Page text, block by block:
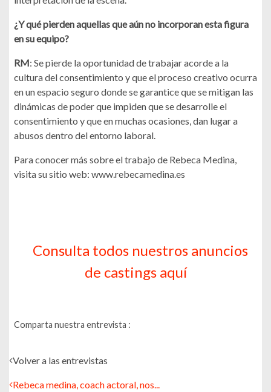
¿Y qué pierden aquellas que aún no incorporan esta figura
en su equipo?
RM: Se pierde la oportunidad de trabajar acorde a la
cultura del consentimiento y que el proceso creativo ocurra
en un espacio seguro donde se garantice que se mitigan las
dinámicas de poder que impiden que se desarrolle el
consentimiento y que en muchas ocasiones, dan lugar a
abusos dentro del entorno laboral.
Para conocer más sobre el trabajo de Rebeca Medina,
visita su sitio web: www.rebecamedina.es
Consulta todos nuestros anuncios
de castings aquí
Comparta nuestra entrevista :
Volver a las entrevistas
Rebeca medina, coach actoral, nos...